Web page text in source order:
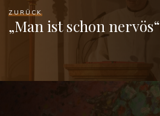
ZURÜCK
„Man ist schon nervös“